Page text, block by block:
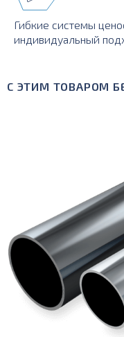
Гибкие системы
индивидуальный
С ЭТИМ ТОВАРОМ